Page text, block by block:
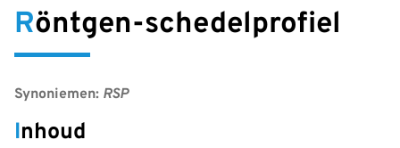
Röntgen-schedelprofiel
Synoniemen: RSP
Inhoud